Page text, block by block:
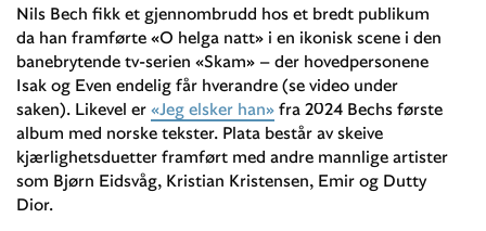
Nils Bech fikk et gjennombrudd hos et bredt publikum
da han framførte «O helga natt» i en ikonisk scene i den
banebrytende tv-serien «Skam» – der hovedpersonene
Isak og Even endelig får hverandre (se video under
saken). Likevel er «Jeg elsker han» fra 2024 Bechs første
album med norske tekster. Plata består av skeive
kjærlighetsduetter framført med andre mannlige artister
som Bjørn Eidsvåg, Kristian Kristensen, Emir og Dutty
Dior.